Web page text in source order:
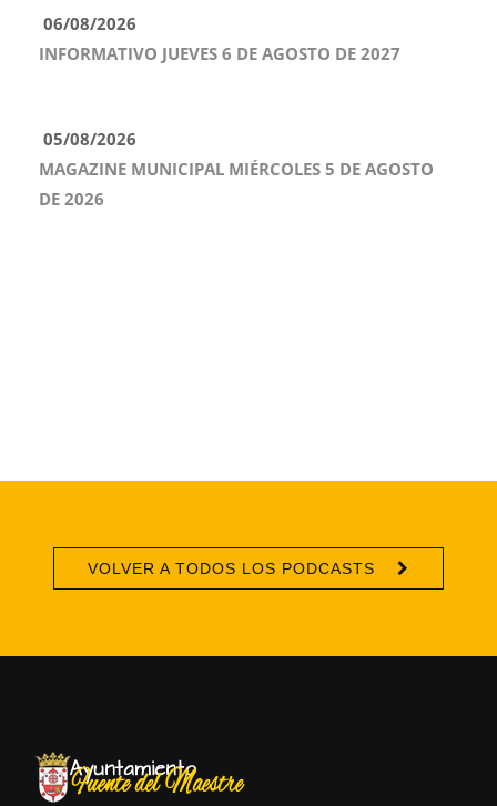
06/08/2026
INFORMATIVO JUEVES 6 DE AGOSTO DE 2027
05/08/2026
MAGAZINE MUNICIPAL MIÉRCOLES 5 DE AGOSTO
DE 2026
VOLVER A TODOS LOS PODCASTS